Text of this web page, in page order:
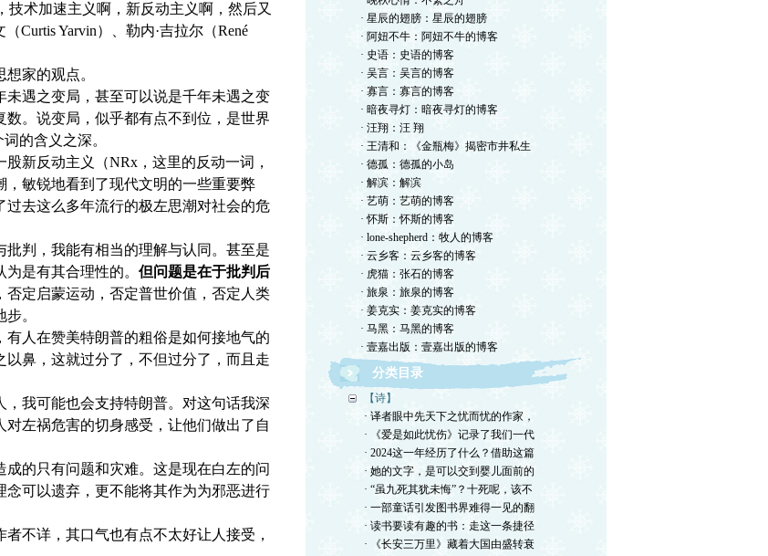
技术加速主义啊，新反动主义啊，然后又
Curtis Yarvin）、勒内·吉拉尔（René
家的观点。
遇之变局，甚至可以说是千年未遇之变
。说变局，似乎都有点不到位，是世界
的含义之深。
反动主义（NRx，这里的反动一词，
敏锐地看到了现代文明的一些重要弊
去这么多年流行的极左思潮对社会的危
判，我能有相当的理解与认同。甚至是
是有其合理性的。 但问题是在于批判后
否定启蒙运动，否定普世价值，否定人类
。
人在赞美特朗普的粗俗是如何接地气的
鼻，这就过分了，不但过分了，而且走
我可能也会支持特朗普。对这句话我深
左祸危害的切身感受，让他们做出了自
的只有问题和灾难。这是现在白左的问
可以遗弃，更不能将其作为为邪恶进行
详，其口气也有点不太好让人接受，
· 星辰的翅膀：星辰的翅膀
· 阿妞不牛：阿妞不牛的博客
· 史语：史语的博客
· 吴言：吴言的博客
· 寡言：寡言的博客
· 暗夜寻灯：暗夜寻灯的博客
· 汪翔：汪 翔
· 王清和：《金瓶梅》揭密市井私生
· 德孤：德孤的小岛
· 解滨：解滨
· 艺萌：艺萌的博客
· 怀斯：怀斯的博客
· lone-shepherd：牧人的博客
· 云乡客：云乡客的博客
· 虎猫：张石的博客
· 旅泉：旅泉的博客
· 姜克实：姜克实的博客
· 马黑：马黑的博客
· 壹嘉出版：壹嘉出版的博客
分类目录
【诗】
· 译者眼中先天下之忧而忧的作家，
· 《爱是如此忧伤》记录了我们一代
· 2024这一年经历了什么？借助这篇
· 她的文字，是可以交到婴儿面前的
· “虽九死其犹未悔”？十死呢，该不
· 一部童话引发图书界难得一见的翻
· 读书要读有趣的书：走这一条捷径
· 《长安三万里》藏着大国由盛转衰